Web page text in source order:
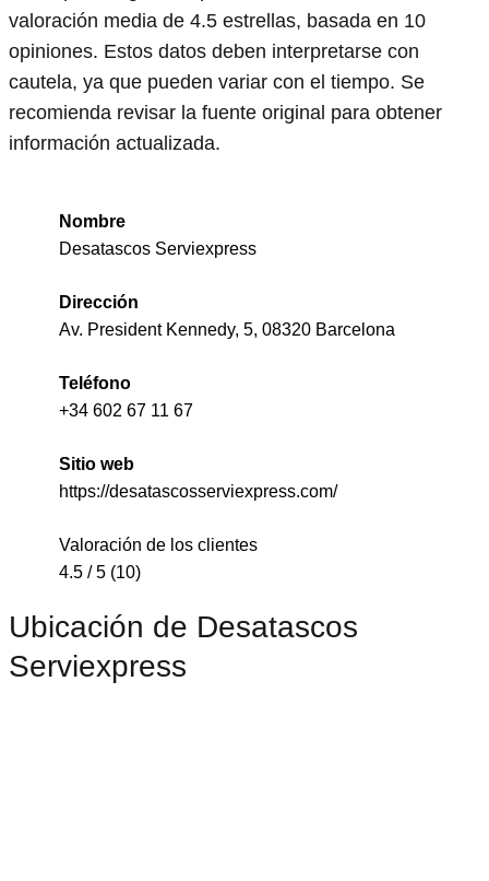
valoración media de 4.5 estrellas, basada en 10
opiniones. Estos datos deben interpretarse con
cautela, ya que pueden variar con el tiempo. Se
recomienda revisar la fuente original para obtener
información actualizada.
Nombre
Desatascos Serviexpress
Dirección
Av. President Kennedy, 5, 08320 Barcelona
Teléfono
+34 602 67 11 67
Sitio web
https://desatascosserviexpress.com/
Valoración de los clientes
4.5 / 5 (10)
Ubicación de Desatascos
Serviexpress